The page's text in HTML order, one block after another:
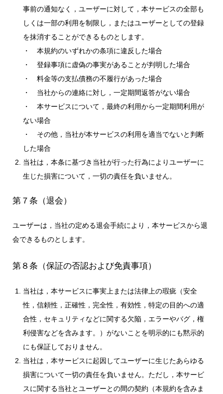
事前の通知なく，ユーザーに対して，本サービスの全部も
しくは一部の利用を制限し，またはユーザーとしての登録
を抹消することができるものとします。
・ 本規約のいずれかの条項に違反した場合
・ 登録事項に虚偽の事実があることが判明した場合
・ 料金等の支払債務の不履行があった場合
・ 当社からの連絡に対し，一定期間返答がない場合
・ 本サービスについて，最終の利用から一定期間利用が
ない場合
・ その他，当社が本サービスの利用を適当でないと判断
した場合
当社は，本条に基づき当社が行った行為によりユーザーに
生じた損害について，一切の責任を負いません。
第７条（退会）
ユーザーは，当社の定める退会手続により，本サービスから退
会できるものとします。
第８条（保証の否認および免責事項）
当社は，本サービスに事実上または法律上の瑕疵（安全
性，信頼性，正確性，完全性，有効性，特定の目的への適
合性，セキュリティなどに関する欠陥，エラーやバグ，権
利侵害などを含みます。）がないことを明示的にも黙示的
にも保証しておりません。
当社は，本サービスに起因してユーザーに生じたあらゆる
損害について一切の責任を負いません。ただし，本サービ
スに関する当社とユーザーとの間の契約（本規約を含みま